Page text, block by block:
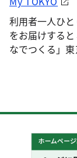
利用者一人ひ
をお届けする
なでつくる」